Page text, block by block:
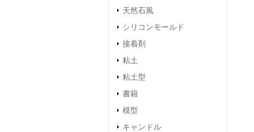
天然石風
シリコンモールド
接着剤
粘土
粘土型
書籍
模型
キャンドル